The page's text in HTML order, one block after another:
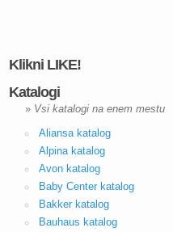
Klikni LIKE!
Katalogi
» Vsi katalogi na enem mestu
Aliansa katalog
Alpina katalog
Avon katalog
Baby Center katalog
Bakker katalog
Bauhaus katalog